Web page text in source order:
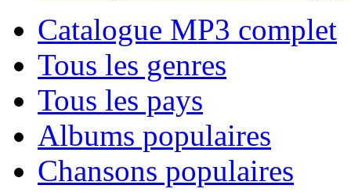
Catalogue MP3 complet
Tous les genres
Tous les pays
Albums populaires
Chansons populaires